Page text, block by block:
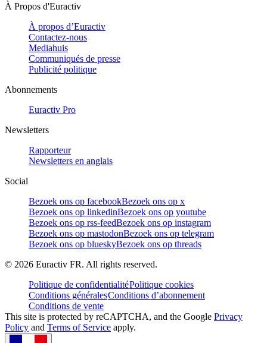
À Propos d'Euractiv
À propos d’Euractiv
Contactez-nous
Mediahuis
Communiqués de presse
Publicité politique
Abonnements
Euractiv Pro
Newsletters
Rapporteur
Newsletters en anglais
Social
Bezoek ons op facebookBezoek ons op x
Bezoek ons op linkedinBezoek ons op youtube
Bezoek ons op rss-feedBezoek ons op instagram
Bezoek ons op mastodonBezoek ons op telegram
Bezoek ons op blueskyBezoek ons op threads
© 2026 Euractiv FR. All rights reserved.
Politique de confidentialitéPolitique cookies
Conditions généralesConditions d’abonnement
Conditions de vente
This site is protected by reCAPTCHA, and the Google Privacy
Policy and Terms of Service apply.